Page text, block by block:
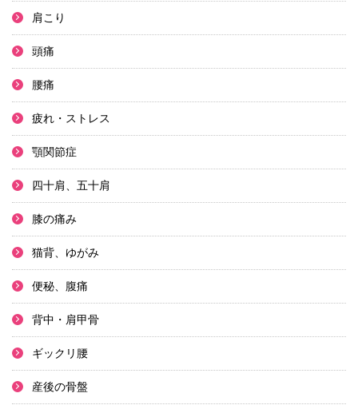
肩こり
頭痛
腰痛
疲れ・ストレス
顎関節症
四十肩、五十肩
膝の痛み
猫背、ゆがみ
便秘、腹痛
背中・肩甲骨
ギックリ腰
産後の骨盤